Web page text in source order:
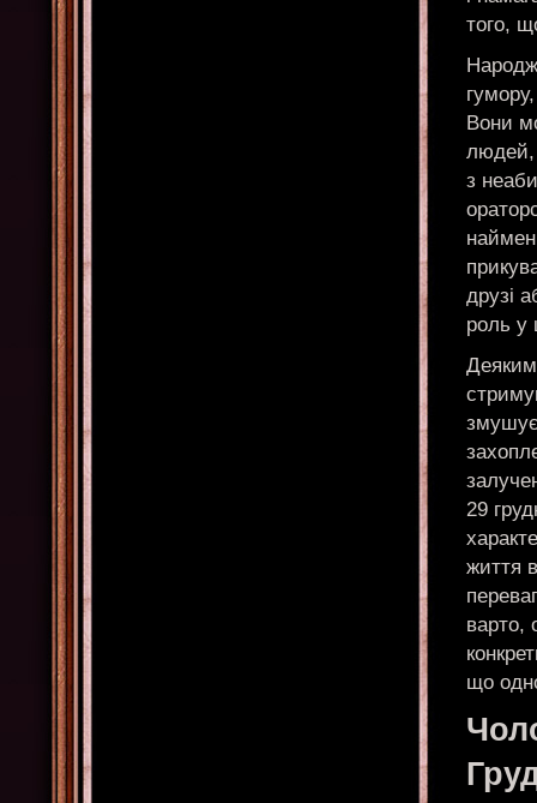
того,
Вони
людей,
з
друзі
роль у
змушує
29
життя
варто,
що